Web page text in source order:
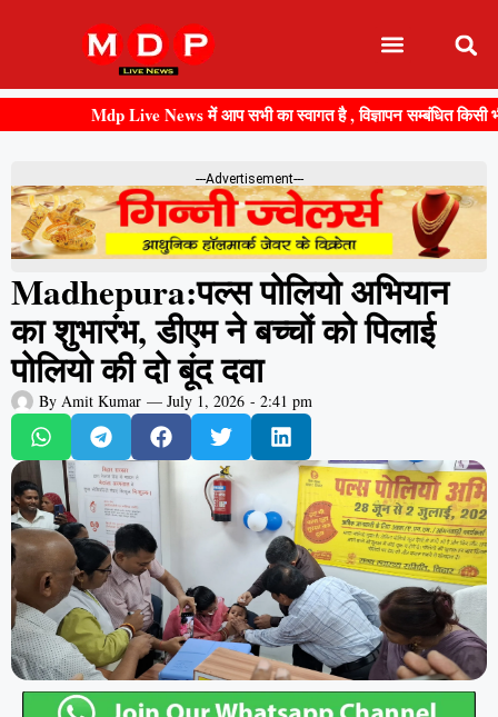
Mdp Live News में आप सभी का स्वागत है , विज्ञापन सम्बंधित किसी भी
---Advertisement---
Madhepura:पल्स पोलियो अभियान
का शुभारंभ, डीएम ने बच्चों को पिलाई
पोलियो की दो बूंद दवा
By Amit Kumar — July 1, 2026 - 2:41 pm